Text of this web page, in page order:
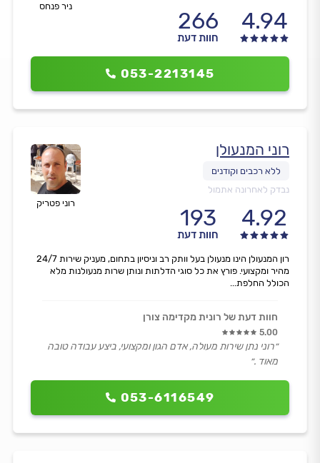
ניר פנחס
4.94
266
חוות דעת
053-2213145
רוני פטריק
רוני המנעולן
נבדק לאחרונה אתמול
4.92
193
חוות דעת
053-6116549
רון המנעולן הינו מנעולן בעל וותק רב וניסיון בתחום, מעניק שירות 24/7
מהיר ומקצועי. פורץ את כל סוגי הדלתות ונותן שרות מנעולנות מלא
הכולל החלפת...
חוות דעת של רונית מקדימה צורן
5.00
״רוני נתן שירות מעולה, אדם הגון ומקצועי, ביצע עבודה טובה
מאוד .״